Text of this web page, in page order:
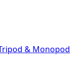
& Monopod